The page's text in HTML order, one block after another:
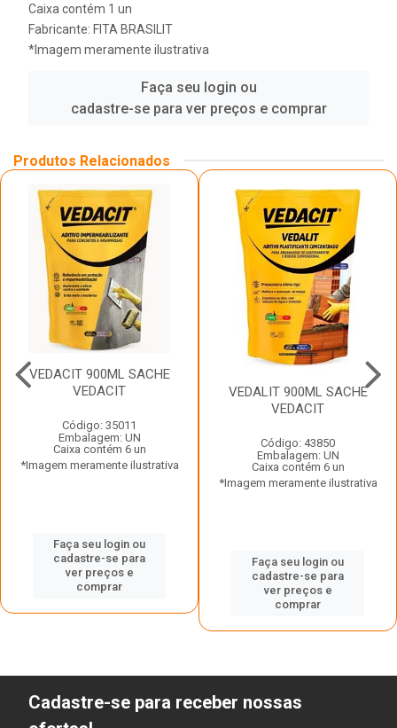
Caixa contém 1 un
Fabricante: FITA BRASILIT
*Imagem meramente ilustrativa
Faça seu login ou
cadastre-se para ver preços e comprar
Produtos Relacionados
VEDACIT 900ML SACHE
VEDACIT
Código: 35011
Embalagem: UN
Caixa contém 6 un
*Imagem meramente ilustrativa
Faça seu login ou
cadastre-se para
ver preços e
comprar
VEDALIT 900ML SACHE
VEDACIT
Código: 43850
Embalagem: UN
Caixa contém 6 un
*Imagem meramente ilustrativa
Faça seu login ou
cadastre-se para
ver preços e
comprar
Cadastre-se para receber nossas